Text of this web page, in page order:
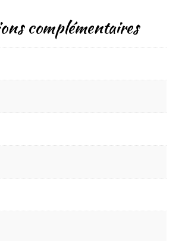
complémentaires